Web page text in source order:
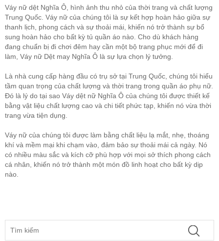
Váy nữ dệt Nghĩa Ô, hình ảnh thu nhỏ của thời trang và chất lượng
Trung Quốc. Váy nữ của chúng tôi là sự kết hợp hoàn hảo giữa sự
thanh lịch, phong cách và sự thoải mái, khiến nó trở thành sự bổ
sung hoàn hảo cho bất kỳ tủ quần áo nào. Cho dù khách hàng
đang chuẩn bị đi chơi đêm hay cần một bộ trang phục mới để đi
làm, Váy nữ Dệt may Nghĩa Ô là sự lựa chọn lý tưởng.
Là nhà cung cấp hàng đầu có trụ sở tại Trung Quốc, chúng tôi hiểu
tầm quan trọng của chất lượng và thời trang trong quần áo phụ nữ.
Đó là lý do tại sao Váy dệt nữ Nghĩa Ô của chúng tôi được thiết kế
bằng vật liệu chất lượng cao và chi tiết phức tạp, khiến nó vừa thời
trang vừa tiện dụng.
Váy nữ của chúng tôi được làm bằng chất liệu lạ mắt, nhẹ, thoáng
khí và mềm mại khi chạm vào, đảm bảo sự thoải mái cả ngày. Nó
có nhiều màu sắc và kích cỡ phù hợp với mọi sở thích phong cách
cá nhân, khiến nó trở thành một món đồ linh hoạt cho bất kỳ dịp
nào.